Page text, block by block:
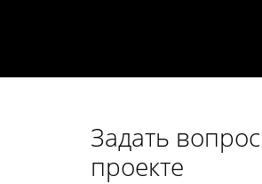
Задать
проекте